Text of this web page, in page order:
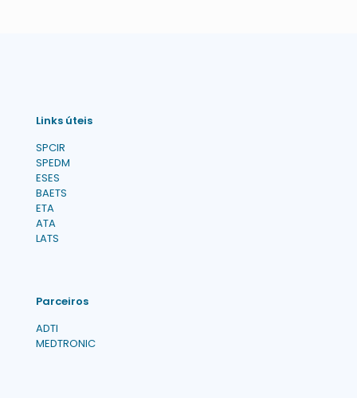
Links úteis
SPCIR
SPEDM
ESES
BAETS
ETA
ATA
LATS
Parceiros
ADTI
MEDTRONIC